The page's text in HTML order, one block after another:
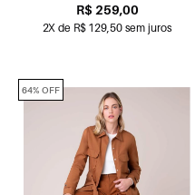
R$ 259,00
2X de R$ 129,50 sem juros
64% OFF